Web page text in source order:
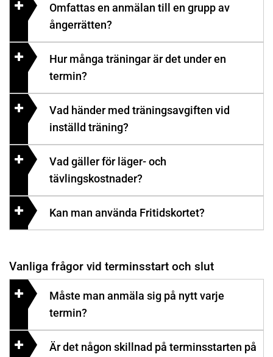
Omfattas en anmälan till en grupp av
ångerrätten?
Hur många träningar är det under en
termin?
Vad händer med träningsavgiften vid
inställd träning?
Vad gäller för läger- och
tävlingskostnader?
Kan man använda Fritidskortet?
Vanliga frågor vid terminsstart och slut
Måste man anmäla sig på nytt varje
termin?
Är det någon skillnad på terminsstarten på